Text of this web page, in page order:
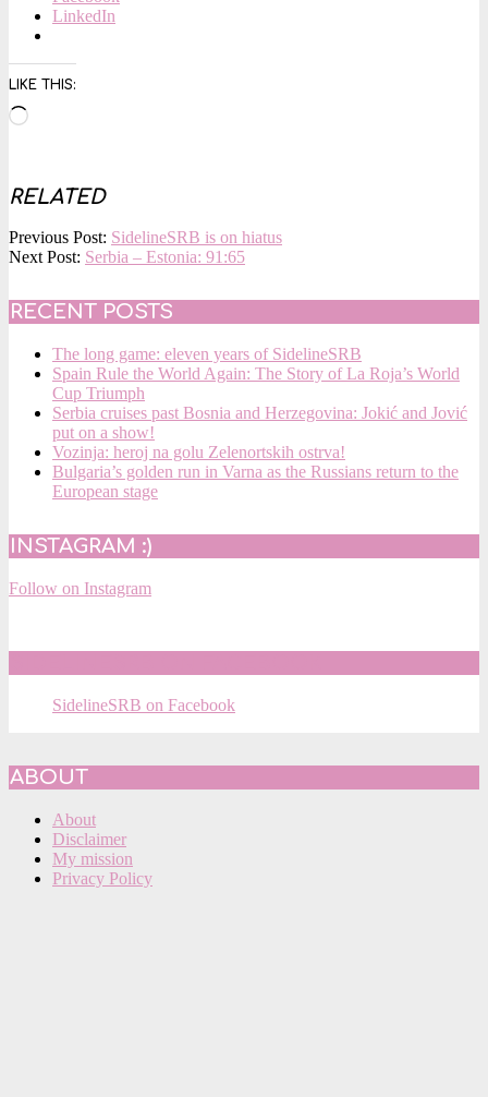
LinkedIn
LIKE THIS:
Loading…
RELATED
2018-
08-
Previous Post: SidelineSRB is on hiatus
Next Post: Serbia – Estonia: 91:65
RECENT POSTS
The long game: eleven years of SidelineSRB
Spain Rule the World Again: The Story of La Roja’s World
Cup Triumph
Serbia cruises past Bosnia and Herzegovina: Jokić and Jović
put on a show!
Vozinja: heroj na golu Zelenortskih ostrva!
Bulgaria’s golden run in Varna as the Russians return to the
European stage
INSTAGRAM :)
Follow on Instagram
SidelineSRB on Facebook
ABOUT
About
Disclaimer
My mission
Privacy Policy